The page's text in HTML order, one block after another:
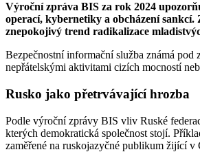
Výroční zpráva BIS za rok 2024
operací, kybernetiky a obcházení
znepokojivý trend radikalizace
Bezpečnostní informační služba známá pod
nepřátelskými aktivitami cizích mocností
Rusko jako přetrvávající hrozba
Podle výroční zprávy BIS vliv Ruské
kterých demokratická společnost stojí.
zaměřené na ruskojazyčné publikum žijící v